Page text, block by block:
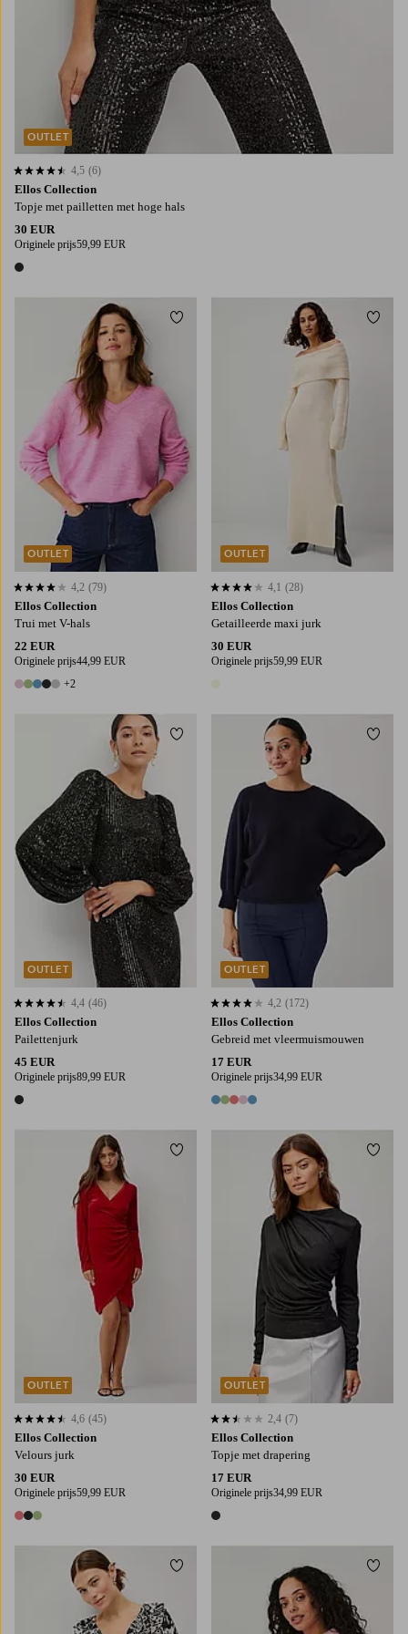
Ellos Collection
Topje met pailletten met hoge hals
30 EUR
Originele prijs59,99 EUR
1 kleur
4,5 op basis van 6 beoordelingen
4,5 (6)
OUTLET
Ellos Collection
Trui met V-hals
22 EUR
Originele prijs44,99 EUR
7 kleuren
+2
4,2 op basis van 79 beoordelingen
4,2 (79)
OUTLET
Toevoegen aan favorieten
Ellos Collection
Getailleerde maxi jurk
30 EUR
Originele prijs59,99 EUR
4,1 op basis van 28 beoordelingen
4,1 (28)
OUTLET
50/52
Ellos Collection
Pailettenjurk
45 EUR
Originele prijs89,99 EUR
1 kleur
4,4 op basis van 46 beoordelingen
4,4 (46)
OUTLET
Toevoegen aan favorieten
Ellos Collection
Gebreid met vleermuismouwen
17 EUR
Originele prijs34,99 EUR
5 kleuren
4,2 op basis van 172 beoordelingen
4,2 (172)
OUTLET
Ellos Collection
Velours jurk
30 EUR
Originele prijs59,99 EUR
3 kleuren
4,6 op basis van 45 beoordelingen
4,6 (45)
OUTLET
Toevoegen aan favorieten
Ellos Collection
Topje met drapering
17 EUR
Originele prijs34,99 EUR
1 kleur
2,4 op basis van 7 beoordelingen
2,4 (7)
OUTLET
Toevoegen aan favorieten